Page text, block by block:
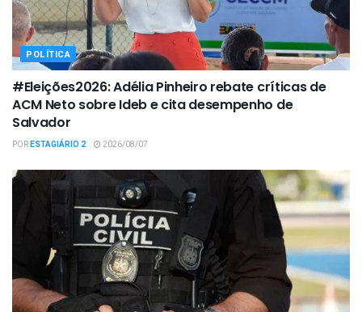
POLÍTICA
#Eleições2026: Adélia Pinheiro rebate críticas de
ACM Neto sobre Ideb e cita desempenho de
Salvador
PORESTAGIÁRIO 2 2026/08/07